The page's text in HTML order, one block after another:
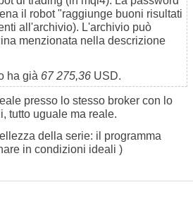
il robot "raggiunge buoni risultati
all'archivio). L'archivio può
menzionata nella descrizione
ha già 67 275,36 USD.
presso lo stesso broker con lo
tutto uguale ma reale.
della serie: il programma
in condizioni ideali )